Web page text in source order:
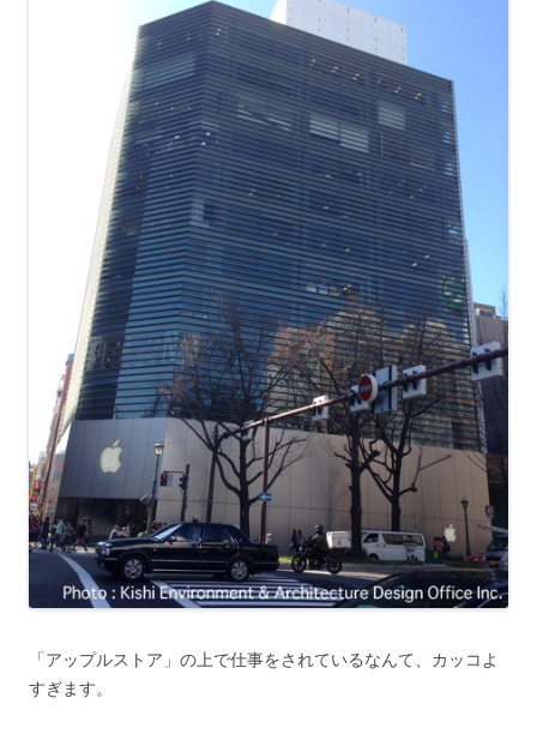
「アップルストア」の上で仕事をされているなんて、カッコよ
すぎます。